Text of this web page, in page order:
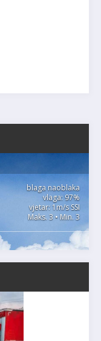
blaga naoblaka
vlaga: 97%
vjetar: 1m/s SSI
Maks. 3 • Min. 3